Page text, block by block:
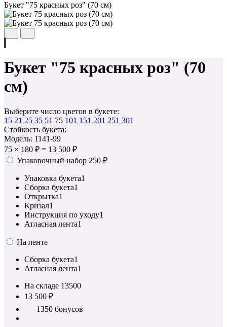
Букет "75 красных роз" (70 см)
Букет "75 красных роз" (70
см)
Выберите число цветов в букете:
15 21 25 35 51 75 101 151 201 251 301
Стойкость букета:
Модель: 1141-99
75 × 180 ₽ = 13 500 ₽
Упаковочный набор 250 ₽
Упаковка букета1
Сборка букета1
Открытка1
Кризал1
Инструкция по уходу1
Атласная лента1
На ленте
Сборка букета1
Атласная лента1
На складе 13500
13 500 ₽
1350 бонусов